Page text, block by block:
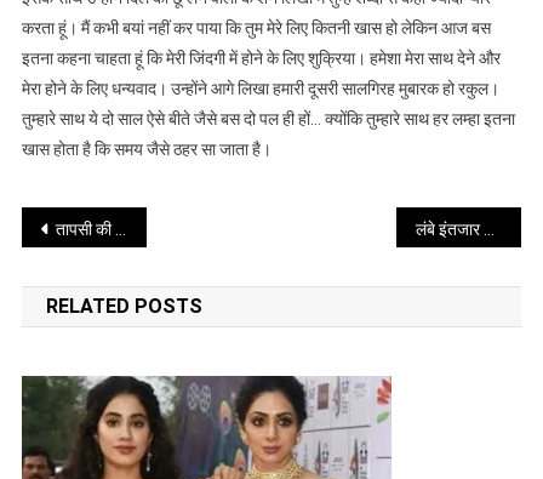
भावुक
पोस्ट
से
जीता
दिल
करता हूं। मैं कभी बयां नहीं कर पाया कि तुम मेरे लिए कितनी खास हो लेकिन आज बस
इतना कहना चाहता हूं कि मेरी जिंदगी में होने के लिए शुक्रिया। हमेशा मेरा साथ देने और
मेरा होने के लिए धन्यवाद। उन्होंने आगे लिखा हमारी दूसरी सालगिरह मुबारक हो रकुल।
तुम्हारे साथ ये दो साल ऐसे बीते जैसे बस दो पल ही हों… क्योंकि तुम्हारे साथ हर लम्हा इतना
खास होता है कि समय जैसे ठहर सा जाता है।
Post
navigation
तापसी की फिल्मों में वुमेन इंपावरमेंट एवं सामाजिक जागरूकता का संदेश
RELATED POSTS